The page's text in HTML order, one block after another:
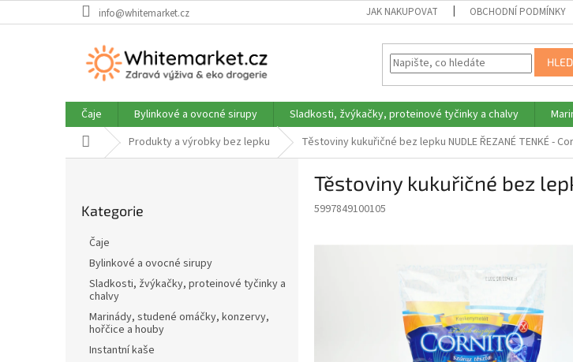
na
info@whitemarket.cz JAK NAKUPOVAT OBCHODNÍ PODMÍNKY
Čaje Bylinkové a ovocné sirupy Sladkosti, žvýkačky, proteinové tyčinky a chalvy
Domů Produkty a výrobky bez lepku Těstoviny kukuřičné bez lepku NUDLE ŘEZANÉ TENKÉ -
kategorie
Kategorie
Čaje
Bylinkové a ovocné sirupy
Sladkosti, žvýkačky, proteinové tyčinky a
chalvy
Marinády, studené omáčky, konzervy,
hořčice a houby
Instantní kaše
Těstoviny kukuřičné bez
5997849100105